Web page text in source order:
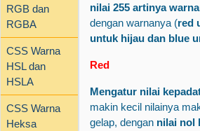
RGB dan
RGBA
CSS Warna
HSL dan
HSLA
CSS Warna
Heksa
nilai 255 artinya
dengan warnanya (red
untuk hijau dan blue
Red
Mengatur nilai
makin kecil nilainya
gelap, dengan nilai nol